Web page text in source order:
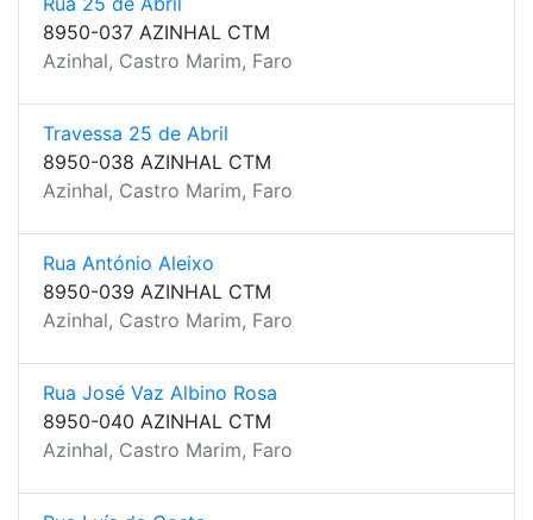
8950-037 AZINHAL CTM
Azinhal, Castro Marim, Faro
Travessa 25 de Abril
8950-038 AZINHAL CTM
Azinhal, Castro Marim, Faro
Rua António Aleixo
8950-039 AZINHAL CTM
Azinhal, Castro Marim, Faro
Rua José Vaz Albino Rosa
8950-040 AZINHAL CTM
Azinhal, Castro Marim, Faro